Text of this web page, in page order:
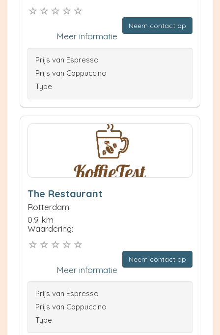
Neem contact op
Meer informatie
Prijs van Espresso
Prijs van Cappuccino
Type
The Restaurant
Rotterdam
0.9 km
Waardering:
Neem contact op
Meer informatie
Prijs van Espresso
Prijs van Cappuccino
Type